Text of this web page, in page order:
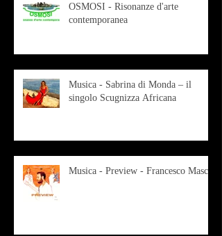
OSMOSI - Risonanze d'arte
contemporanea
Musica - Sabrina di Monda – il
singolo Scugnizza Africana
Musica - Preview - Francesco Mascio